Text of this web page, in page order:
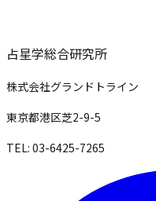
占星学総合研究所
株式会社グランドトライン
東京都港区芝2-9-5
TEL: 03-6425-7265